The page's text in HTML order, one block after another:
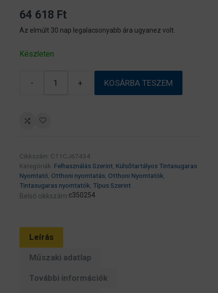
64 618 Ft
Az elmúlt 30 nap legalacsonyabb ára ugyanez volt.
Készleten
-
EPSON
MFP,
színes,
5760×1440
+ KOSÁRBA TESZEM
Cikkszám: C11CJ67434
Kategóriák: Felhasználás Szerint Külsőtartályos Tintasugaras
Nyomtató Otthoni nyomtatás Otthoni Nyomtatók
Tintasugaras nyomtatók Típus Szerint
Belső cikkszám:c350254
Leírás
Műszaki adatlap
További információk